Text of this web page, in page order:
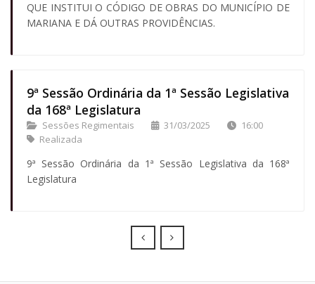
QUE INSTITUI O CÓDIGO DE OBRAS DO MUNICÍPIO DE
MARIANA E DÁ OUTRAS PROVIDÊNCIAS.
9ª Sessão Ordinária da 1ª Sessão Legislativa
da 168ª Legislatura
Sessões Regimentais 31/03/2025
16:00
Realizada
9ª Sessão Ordinária da 1ª Sessão Legislativa da 168ª
Legislatura
Prev Next